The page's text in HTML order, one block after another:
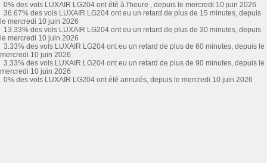
0% des vols LUXAIR LG204 ont été à l'heure , depuis le mercredi 10 juin 2026
36.67% des vols LUXAIR LG204 ont eu un retard de plus de 15 minutes, depuis
le mercredi 10 juin 2026
13.33% des vols LUXAIR LG204 ont eu un retard de plus de 30 minutes, depuis
le mercredi 10 juin 2026
3.33% des vols LUXAIR LG204 ont eu un retard de plus de 60 minutes, depuis le
mercredi 10 juin 2026
3.33% des vols LUXAIR LG204 ont eu un retard de plus de 90 minutes, depuis le
mercredi 10 juin 2026
0% des vols LUXAIR LG204 ont été annulés, depuis le mercredi 10 juin 2026